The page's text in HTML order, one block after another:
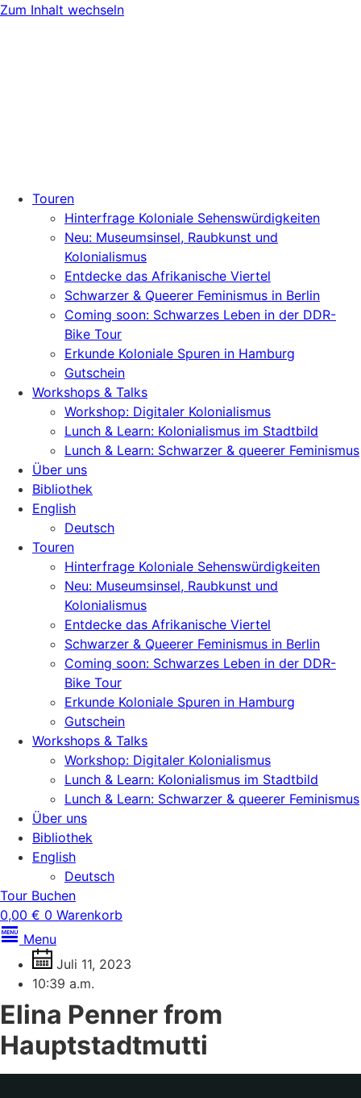
Zum Inhalt wechseln
Touren
Hinterfrage Koloniale Sehenswürdigkeiten
Neu: Museumsinsel, Raubkunst und
Kolonialismus
Entdecke das Afrikanische Viertel
Schwarzer & Queerer Feminismus in Berlin
Coming soon: Schwarzes Leben in der DDR-
Bike Tour
Erkunde Koloniale Spuren in Hamburg
Gutschein
Workshops & Talks
Workshop: Digitaler Kolonialismus
Lunch & Learn: Kolonialismus im Stadtbild
Lunch & Learn: Schwarzer & queerer Feminismus
Über uns
Bibliothek
English
Deutsch
Touren
Hinterfrage Koloniale Sehenswürdigkeiten
Neu: Museumsinsel, Raubkunst und
Kolonialismus
Entdecke das Afrikanische Viertel
Schwarzer & Queerer Feminismus in Berlin
Coming soon: Schwarzes Leben in der DDR-
Bike Tour
Erkunde Koloniale Spuren in Hamburg
Gutschein
Workshops & Talks
Workshop: Digitaler Kolonialismus
Lunch & Learn: Kolonialismus im Stadtbild
Lunch & Learn: Schwarzer & queerer Feminismus
Über uns
Bibliothek
English
Deutsch
Tour Buchen
0,00 € 0 Warenkorb
Menu
Juli 11, 2023
10:39 a.m.
Elina Penner from
Hauptstadtmutti